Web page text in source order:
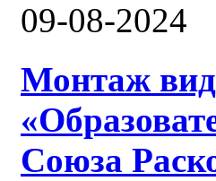
09-08-2024
Монтаж
Союза